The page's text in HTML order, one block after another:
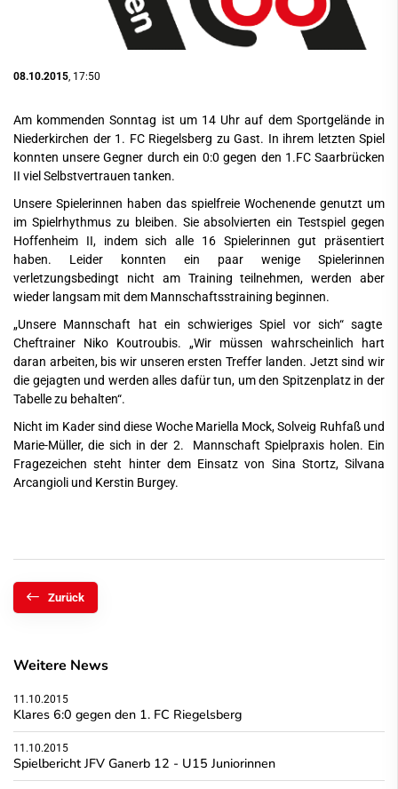
08.10.2015 , 17:50
Am kommenden Sonntag ist um 14 Uhr auf dem Sportgelände in
Niederkirchen der 1. FC Riegelsberg zu Gast. In ihrem letzten Spiel
konnten unsere Gegner durch ein 0:0 gegen den 1.FC Saarbrücken
II viel Selbstvertrauen tanken.
Unsere Spielerinnen haben das spielfreie Wochenende genutzt um
im Spielrhythmus zu bleiben. Sie absolvierten ein Testspiel gegen
Hoffenheim II, indem sich alle 16 Spielerinnen gut präsentiert
haben. Leider konnten ein paar wenige Spielerinnen
verletzungsbedingt nicht am Training teilnehmen, werden aber
wieder langsam mit dem Mannschaftsstraining beginnen.
„Unsere Mannschaft hat ein schwieriges Spiel vor sich“ sagte
Cheftrainer Niko Koutroubis. „Wir müssen wahrscheinlich hart
daran arbeiten, bis wir unseren ersten Treffer landen. Jetzt sind wir
die gejagten und werden alles dafür tun, um den Spitzenplatz in der
Tabelle zu behalten“.
Nicht im Kader sind diese Woche Mariella Mock, Solveig Ruhfaß und
Marie-Müller, die sich in der 2. Mannschaft Spielpraxis holen. Ein
Fragezeichen steht hinter dem Einsatz von Sina Stortz, Silvana
Arcangioli und Kerstin Burgey.
Zurück
Weitere News
11.10.2015
Klares 6:0 gegen den 1. FC Riegelsberg
11.10.2015
Spielbericht JFV Ganerb 12 - U15 Juniorinnen